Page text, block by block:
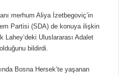
merhum Aliya İzetbegoviç’in
Partisi (SDA) de konuya ilişkin
Lahey’deki Uluslararası Adalet
bildirdi.
Bosna Hersek’te yaşanan